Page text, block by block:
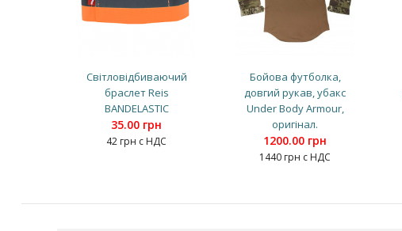
Світловідбиваючий
браслет Reis
BANDELASTIC
35.00 грн
42 грн с НДС
Бойова футболка,
довгий рукав, убакс
Under Body Armour,
оригінал.
1200.00 грн
1440 грн с НДС